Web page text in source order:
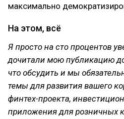
максимально
На этом, всё
Я просто на сто процентов
дочитали мою публикацию
что обсудить и мы
темы для развития вашего
финтех-проекта,
приложения для розничных